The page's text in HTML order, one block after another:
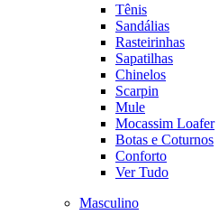
Tênis
Sandálias
Rasteirinhas
Sapatilhas
Chinelos
Scarpin
Mule
Mocassim Loafer
Botas e Coturnos
Conforto
Ver Tudo
Masculino